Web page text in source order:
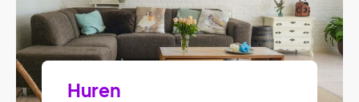
Huren